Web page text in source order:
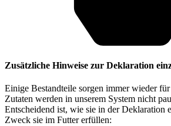
Zusätzliche Hinweise zur Deklaration
Einige Bestandteile sorgen immer wieder
Zutaten werden in unserem System nicht
Entscheidend ist, wie sie in der Deklaration
Zweck sie im Futter erfüllen: